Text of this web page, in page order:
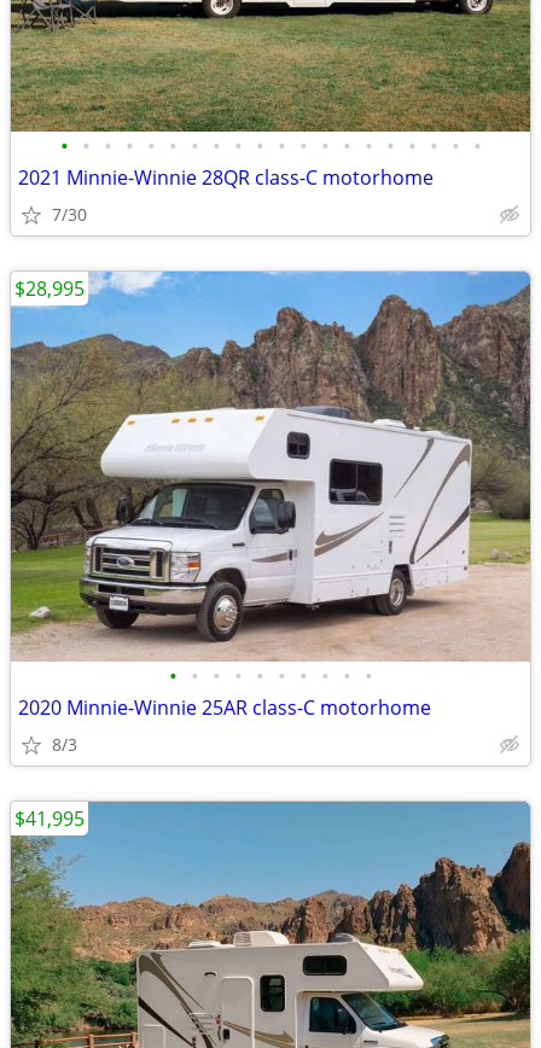
• • • • • • • • • • • • • • • • • • • •
2021 Minnie-Winnie 28QR class-C motorhome
7/30
• • • • • • • • • •
2020 Minnie-Winnie 25AR class-C motorhome
8/3
$28,995
$41,995